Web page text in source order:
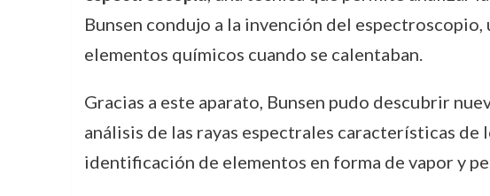
Bunsen condujo a la invención del
elementos químicos cuando se calentaban.
Gracias a este aparato, Bunsen pudo descubrir
análisis de las rayas espectrales características
identificación de elementos en forma de vapor y